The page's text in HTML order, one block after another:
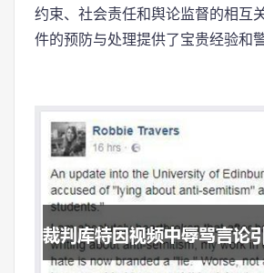
约束、社会责任和舆论监督的相互
件的预防与处理提供了宝贵经验和警